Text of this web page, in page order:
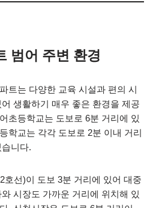
범어 주변 환경
트는 다양한 교육 시설과 편의 시
생활하기 매우 좋은 환경을 제공
초등학교는 도보로 6분 거리에 있
학교는 각각 도보로 2분 이내 거리
니다.
호선)이 도보 3분 거리에 있어 대중
시장도 가까운 거리에 위치해 있